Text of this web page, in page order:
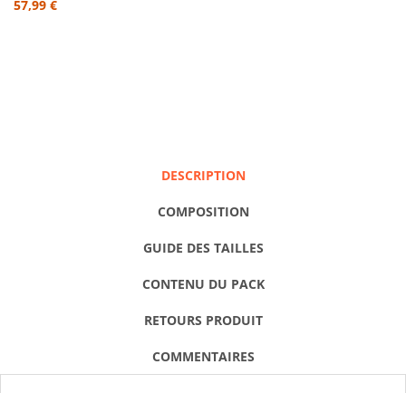
57,99 €
DESCRIPTION
COMPOSITION
GUIDE DES TAILLES
CONTENU DU PACK
RETOURS PRODUIT
COMMENTAIRES